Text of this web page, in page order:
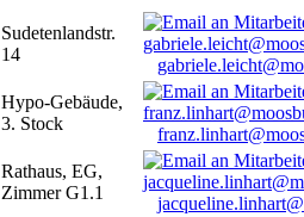
Sudetenlandstr.
14
Hypo-Gebäude,
3. Stock
Rathaus, EG,
Zimmer G1.1